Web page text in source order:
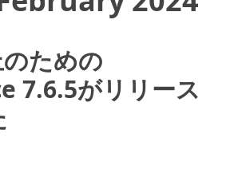
ための
7.6.5がリリース